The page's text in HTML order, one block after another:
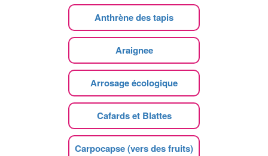
Anthrène des tapis
Araignee
Arrosage écologique
Cafards et Blattes
Carpocapse (vers des fruits)